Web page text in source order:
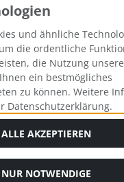
und ähnliche
die ordentliche
die Nutzung
ein bestmögliches
zu können. Weitere
Datenschutzerklärung.
ALLE AKZEPTIEREN
NUR NOTWENDIGE